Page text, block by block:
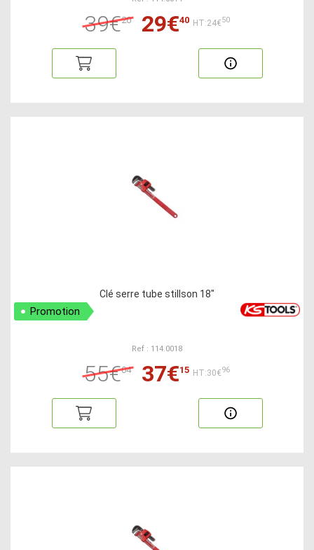
39€20 29€40 HT:24€50
Clé serre tube stillson 18"
Promotion
Ref : 114.0018
55€04 37€15 HT:30€96